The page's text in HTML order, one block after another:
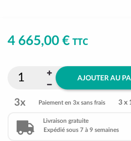
4 665,00 €TTC
AJOUTER AU
3x Paiement en 3x sans frais 3 x
Livraison gratuite
Expédié sous 7 à 9 semaines